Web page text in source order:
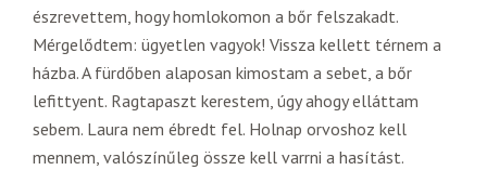
észrevettem, hogy homlokomon a bőr felszakadt.
Mérgelődtem: ügyetlen vagyok! Vissza kellett térnem a
házba. A fürdőben alaposan kimostam a sebet, a bőr
lefittyent. Ragtapaszt kerestem, úgy ahogy elláttam
sebem. Laura nem ébredt fel. Holnap orvoshoz kell
mennem, valószínűleg össze kell varrni a hasítást.